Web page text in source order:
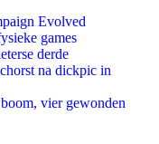
Evolved
games
derde
na dickpic in
vier gewonden